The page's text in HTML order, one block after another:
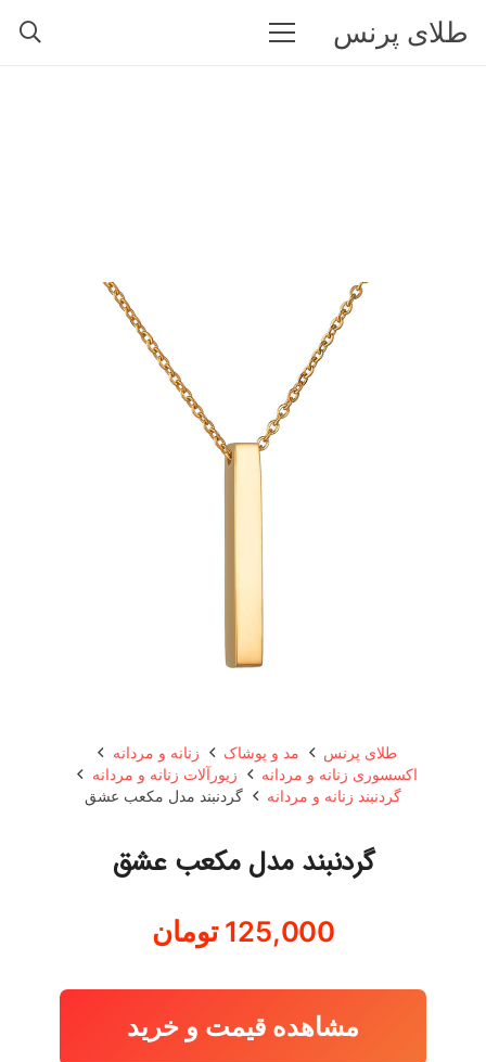
طلای پرنس
طلای پرنس مد و پوشاک
زنانه و مردانه
اکسسوری زنانه و مردانه
زیورآلات زنانه و مردانه
گردنبند زنانه و مردانه
گردنبند مدل مکعب عشق
گردنبند مدل مکعب عشق
125,000 تومان
مشاهده قیمت و خرید